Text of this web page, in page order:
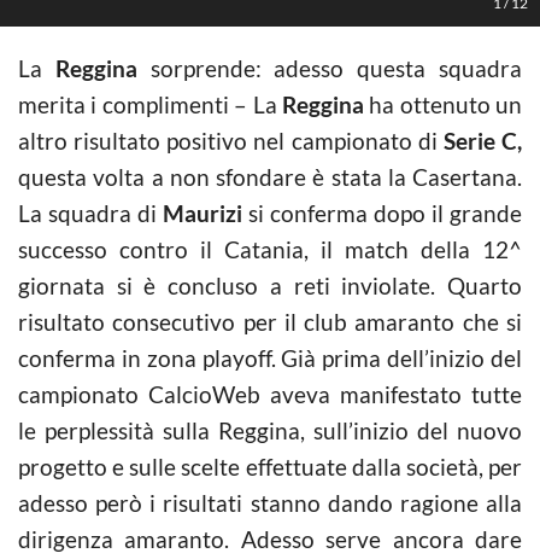
La Reggina sorprende: adesso questa squadra
merita i complimenti – La Reggina ha ottenuto un
altro risultato positivo nel campionato di Serie C,
questa volta a non sfondare è stata la Casertana.
La squadra di Maurizi si conferma dopo il grande
successo contro il Catania, il match della 12^
giornata si è concluso a reti inviolate. Quarto
risultato consecutivo per il club amaranto che si
conferma in zona playoff. Già prima dell’inizio del
campionato CalcioWeb aveva manifestato tutte
le perplessità sulla Reggina, sull’inizio del nuovo
progetto e sulle scelte effettuate dalla società, per
adesso però i risultati stanno dando ragione alla
dirigenza amaranto. Adesso serve ancora dare